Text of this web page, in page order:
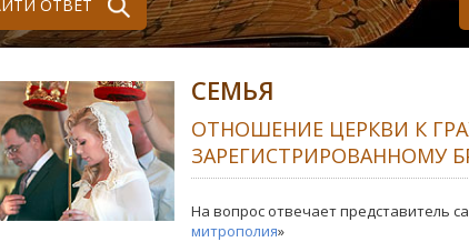
ОТВЕТ
СЕМЬЯ
ОТНОШЕНИЕ ЦЕРКВИ К
ЗАРЕГИСТРИРОВАННОМУ
На вопрос отвечает представитель
митрополия»